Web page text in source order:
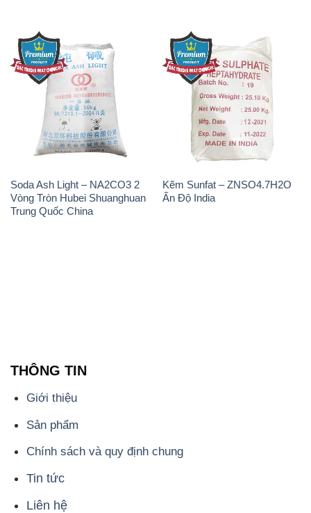
Soda Ash Light – NA2CO3 2
Vòng Tròn Hubei Shuanghuan
Trung Quốc China
Kẽm Sunfat – ZNSO4.7H2O
Ấn Độ India
THÔNG TIN
Giới thiệu
Sản phẩm
Chính sách và quy định chung
Tin tức
Liên hệ